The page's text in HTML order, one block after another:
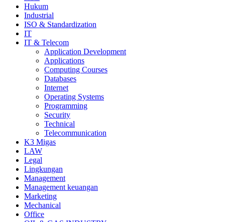
Hukum
Industrial
ISO & Standardization
IT
IT & Telecom
Application Development
Applications
Computing Courses
Databases
Internet
Operating Systems
Programming
Security
Technical
Telecommunication
K3 Migas
LAW
Legal
Lingkungan
Management
Management keuangan
Marketing
Mechanical
Office